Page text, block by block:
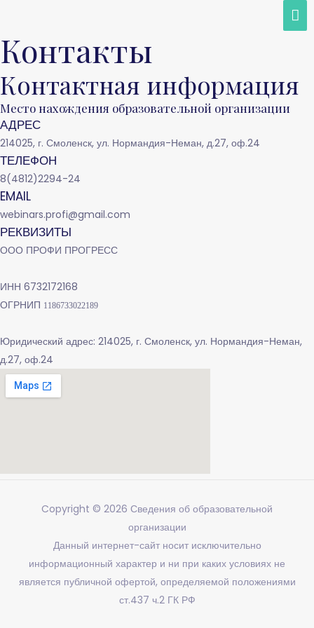
Контакты
Контактная информация
Место нахождения образовательной организации
АДРЕС
214025, г. Смоленск, ул. Нормандия-Неман, д.27, оф.24
ТЕЛЕФОН
8(4812)2294-24
EMAIL
webinars.profi@gmail.com
РЕКВИЗИТЫ
ООО ПРОФИ ПРОГРЕСС
ИНН 6732172168
ОГРНИП 1186733022189
Юридический адрес: 214025, г. Смоленск, ул. Нормандия-Неман,
д.27, оф.24
Copyright © 2026 Сведения об образовательной
организации
Данный интернет-сайт носит исключительно
информационный характер и ни при каких условиях не
является публичной офертой, определяемой положениями
ст.437 ч.2 ГК РФ